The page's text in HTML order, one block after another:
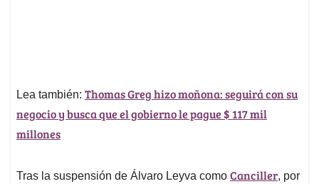
Lea también: Thomas Greg hizo moñona: seguirá con su
negocio y busca que el gobierno le pague $ 117 mil
millones
Tras la suspensión de Álvaro Leyva como Canciller, por